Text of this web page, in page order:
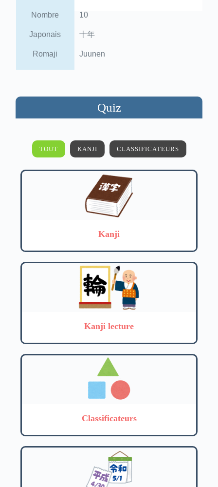
Nombre 10
Japonais 十年
Romaji Juunen
Quiz
TOUT KANJI CLASSIFICATEURS
Kanji
Kanji lecture
Classificateurs